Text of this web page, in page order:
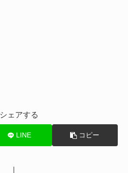
シェアする
LINE コピー